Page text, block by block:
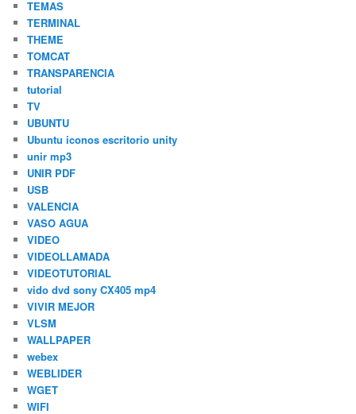
TEMAS
TERMINAL
THEME
TOMCAT
TRANSPARENCIA
tutorial
TV
UBUNTU
Ubuntu iconos escritorio unity
unir mp3
UNIR PDF
USB
VALENCIA
VASO AGUA
VIDEO
VIDEOLLAMADA
VIDEOTUTORIAL
vido dvd sony CX405 mp4
VIVIR MEJOR
VLSM
WALLPAPER
webex
WEBLIDER
WGET
WIFI